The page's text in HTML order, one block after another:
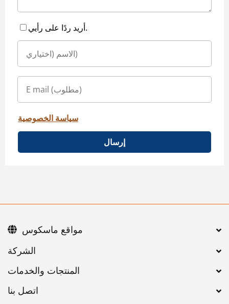
أريد ردًا على رأيي.
سياسة الخصوصية
إرسال
اتصل بنا
مواقع ماسكوس